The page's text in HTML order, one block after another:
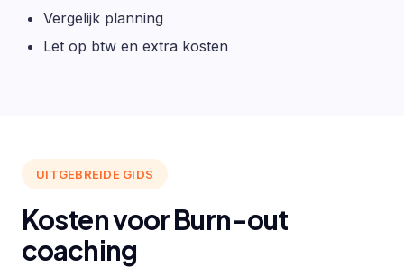
Vergelijk planning
Let op btw en extra kosten
UITGEBREIDE GIDS
Kosten voor Burn-out
coaching